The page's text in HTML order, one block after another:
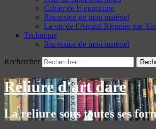
Cahier de la quinzaine
Recension de mon matériel
La vie de l’Amiral Rieunier par
Technique
Recension de mon matériel
Rechercher
Reliure d'art dare
La reliure sous toutes ses